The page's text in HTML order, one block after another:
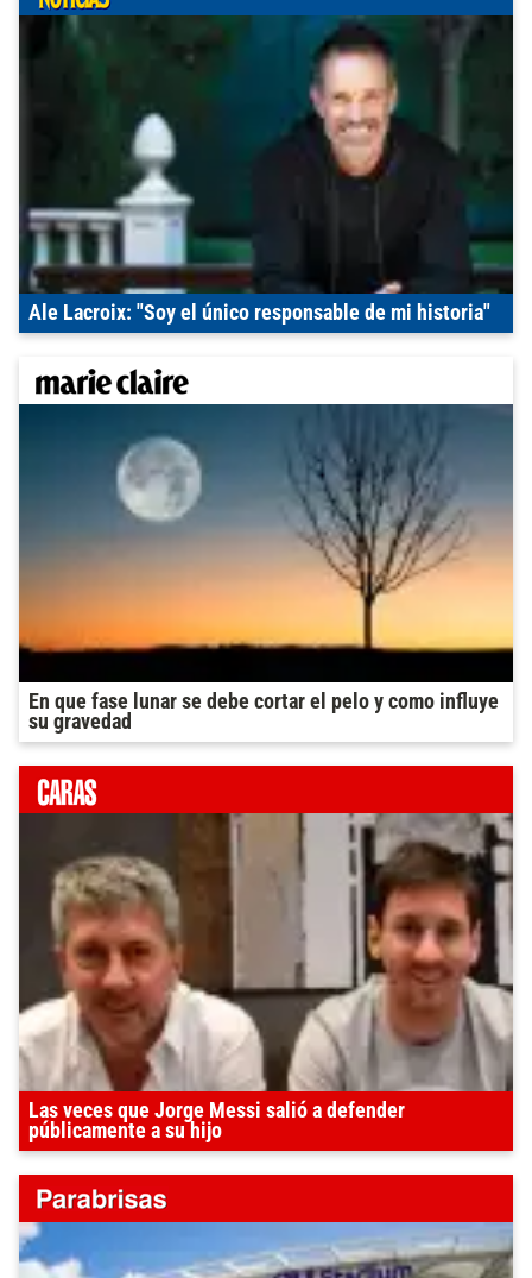
Ale Lacroix: "Soy el único responsable de mi historia"
En que fase lunar se debe cortar el pelo y como influye
su gravedad
Las veces que Jorge Messi salió a defender
públicamente a su hijo